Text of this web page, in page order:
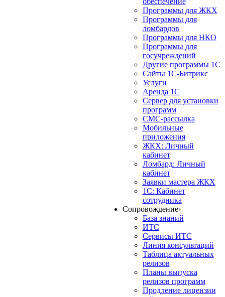
Программы для ЖКХ
Программы для
ломбардов
Программы для НКО
Программы для
госучреждений
Другие программы 1С
Сайты 1С-Битрикс
Услуги
Аренда 1С
Сервер для установки
программ
СМС-рассылка
Мобильные
приложения
ЖКХ: Личный
кабинет
Ломбард: Личный
кабинет
Заявки мастера ЖКХ
1С: Кабинет
сотрудника
Сопровождение›
База знаний
ИТС
Сервисы ИТС
Линия консультаций
Таблица актуальных
релизов
Планы выпуска
релизов программ
Продление лицензии